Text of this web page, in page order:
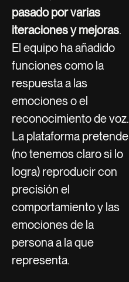
pasado por varias
iteraciones y mejoras.
El equipo ha añadido
funciones como la
respuesta a las
emociones o el
reconocimiento de voz.
La plataforma pretende
(no tenemos claro si lo
logra) reproducir con
precisión el
comportamiento y las
emociones de la
persona a la que
representa.